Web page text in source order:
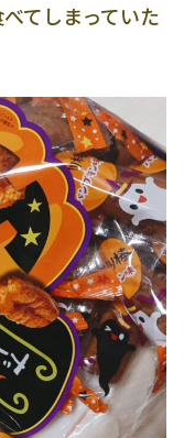
てしまっていた